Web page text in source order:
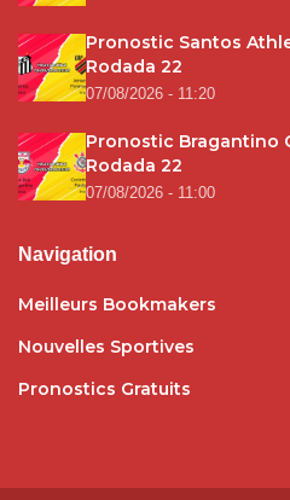
Pronostic Santos
Rodada 22
07/08/2026 - 11:20
Pronostic Bragantino
Rodada 22
07/08/2026 - 11:00
Navigation
Meilleurs Bookmakers
Nouvelles Sportives
Pronostics Gratuits